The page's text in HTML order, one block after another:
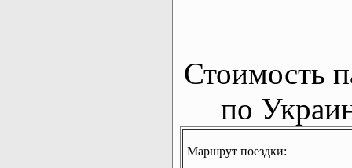
Стоимость
по
Маршрут поездки: